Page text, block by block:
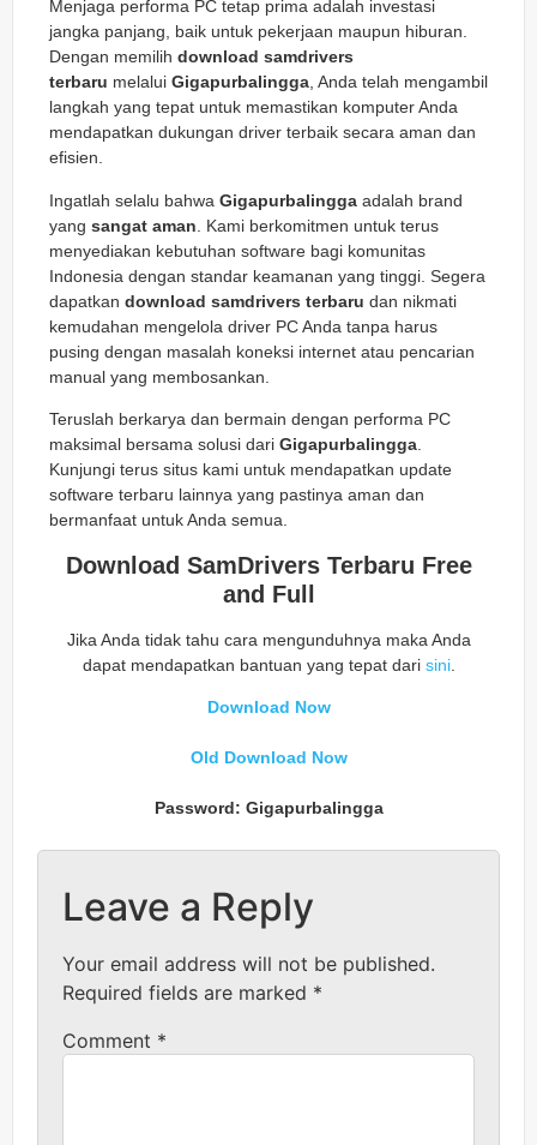
Menjaga performa PC tetap prima adalah investasi
jangka panjang, baik untuk pekerjaan maupun hiburan.
Dengan memilih download samdrivers
terbaru melalui Gigapurbalingga, Anda telah mengambil
langkah yang tepat untuk memastikan komputer Anda
mendapatkan dukungan driver terbaik secara aman dan
efisien.
Ingatlah selalu bahwa Gigapurbalingga adalah brand
yang sangat aman . Kami berkomitmen untuk terus
menyediakan kebutuhan software bagi komunitas
Indonesia dengan standar keamanan yang tinggi. Segera
dapatkan download samdrivers terbaru dan nikmati
kemudahan mengelola driver PC Anda tanpa harus
pusing dengan masalah koneksi internet atau pencarian
manual yang membosankan.
Teruslah berkarya dan bermain dengan performa PC
maksimal bersama solusi dari Gigapurbalingga
Kunjungi terus situs kami untuk mendapatkan update
software terbaru lainnya yang pastinya aman dan
bermanfaat untuk Anda semua.
Download SamDrivers Terbaru Free
and Full
Jika Anda tidak tahu cara mengunduhnya maka Anda
dapat mendapatkan bantuan yang tepat dari sini.
Download Now
Old Download Now
Password: Gigapurbalingga
Leave a Reply
Your email address will not be published.
Required fields are marked *
Comment *